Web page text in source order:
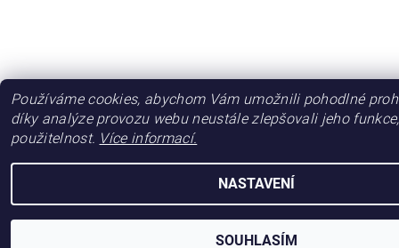
Používáme cookies, abychom Vám umožnili pohodlné
díky analýze provozu webu neustále zlepšovali jeho
použitelnost. Více informací.
NASTAVENÍ
SOUHLASÍM